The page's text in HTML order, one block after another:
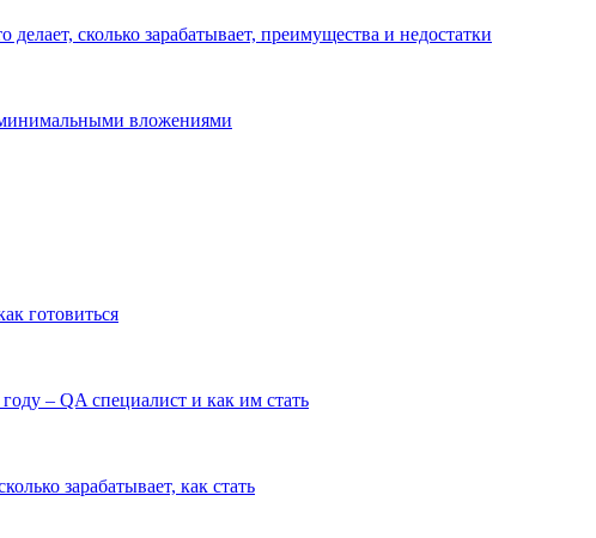
сколько зарабатывает, преимущества и недостатки
минимальными вложениями
готовиться
– QA специалист и как им стать
зарабатывает, как стать